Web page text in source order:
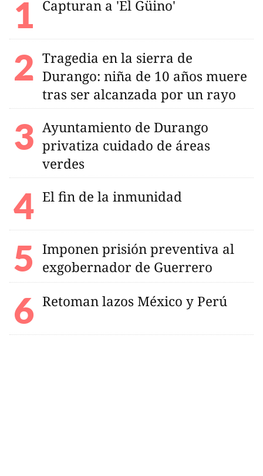
Capturan a 'El Güino'
Tragedia en la sierra de
Durango: niña de 10 años muere
tras ser alcanzada por un rayo
Ayuntamiento de Durango
privatiza cuidado de áreas
verdes
El fin de la inmunidad
Imponen prisión preventiva al
exgobernador de Guerrero
Retoman lazos México y Perú